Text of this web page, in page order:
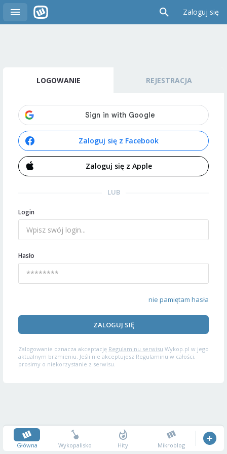
Zaloguj się
LOGOWANIE REJESTRACJA
Zaloguj się z Facebook
Zaloguj się z Apple
LUB
Login
Hasło
nie pamiętam hasła
ZALOGUJ SIĘ
Zalogowanie oznacza akceptację Regulaminu serwisu Wykop.pl w jego
aktualnym brzmieniu. Jeśli nie akceptujesz Regulaminu w całości,
prosimy o niekorzystanie z serwisu.
Główna Wykopalisko Hity Mikroblog